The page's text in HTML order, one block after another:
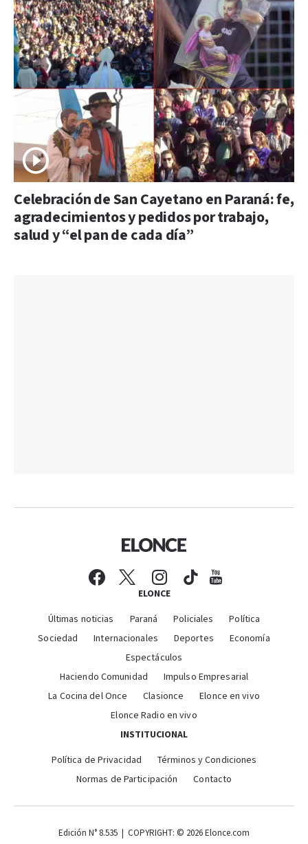
Celebración de San Cayetano en Paraná: fe,
agradecimientos y pedidos por trabajo,
salud y “el pan de cada día”
ELONCE
Últimas noticias Paraná Policiales
Política
Sociedad
Internacionales Deportes
Economía
Espectáculos
Haciendo Comunidad
Impulso Empresarial
La Cocina del Once
Clasionce
Elonce en vivo
Elonce Radio en vivo
INSTITUCIONAL
Política de Privacidad
Términos y Condiciones
Normas de Participación
Contacto
Edición N° 8.535 | COPYRIGHT: © 2026 Elonce.com